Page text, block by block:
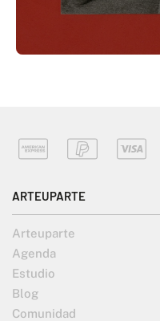
ARTEUPARTE
Arteuparte
Agenda
Estudio
Blog
Comunidad